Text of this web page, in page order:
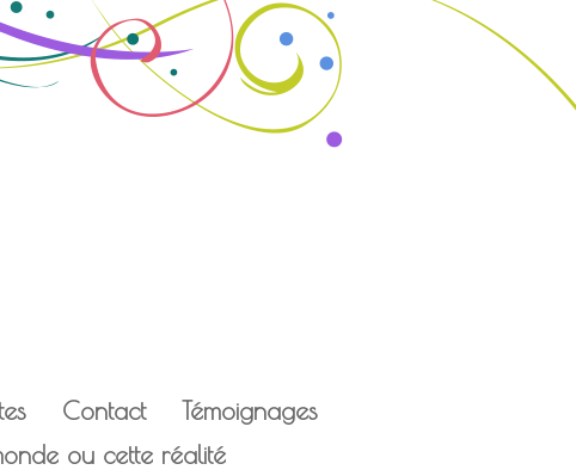
Contact
Témoignages
ou cette réalité